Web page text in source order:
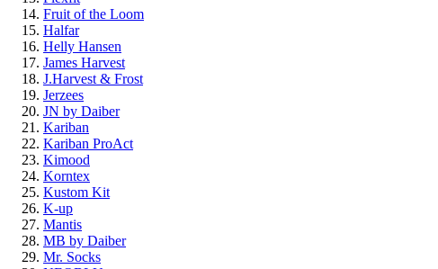
Fruit of the Loom
Halfar
Helly Hansen
James Harvest
J.Harvest & Frost
Jerzees
JN by Daiber
Kariban
Kariban ProAct
Kimood
Korntex
Kustom Kit
K-up
Mantis
MB by Daiber
Mr. Socks